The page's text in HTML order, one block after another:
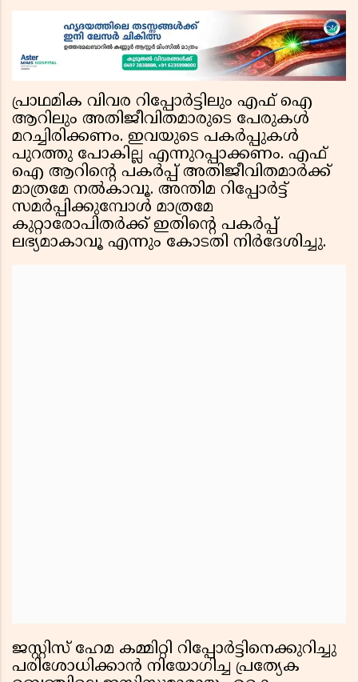
പ്രാഥമിക വിവര റിപ്പോര്‍ട്ടിലും എഫ് ഐ
ആറിലും അതിജീവിതമാരുടെ പേരുകള്‍
മറച്ചിരിക്കണം. ഇവയുടെ പകര്‍പ്പുകള്‍
പുറത്തു പോകില്ല എന്നുറപ്പാക്കണം. എഫ്
ഐ ആറിന്റെ പകര്‍പ്പ് അതിജീവിതമാര്‍ക്ക്
മാത്രമേ നല്‍കാവൂ. അന്തിമ റിപ്പോര്‍ട്ട്
സമര്‍പ്പിക്കുമ്പോള്‍ മാത്രമേ
കുറ്റാരോപിതര്‍ക്ക് ഇതിന്റെ പകര്‍പ്പ്
ലഭ്യമാകാവൂ എന്നും കോടതി നിര്‍ദേശിച്ചു.
ജസ്റ്റിസ് ഹേമ കമ്മിറ്റി റിപ്പോര്‍ട്ടിനെക്കുറിച്ചു
പരിശോധിക്കാന്‍ നിയോഗിച്ച പ്രത്യേക